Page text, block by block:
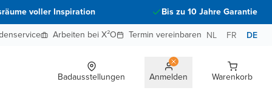
voller Inspiration
Bis zu 10 Jahre Garantie
Arbeiten bei X²O Termin vereinbaren NL FR DE
Badausstellungen Anmelden Warenkorb